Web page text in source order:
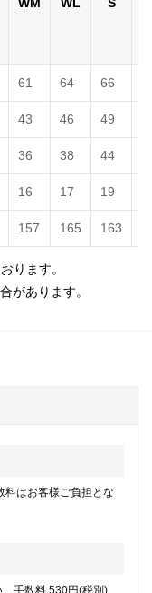
61 64 66
43 46 49
36 38 44
16 17 19
157 165 163
ります。
があります。
料はお客様ご負担とな
手数料:530円(税別)